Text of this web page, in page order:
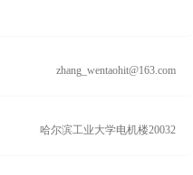
zhang_wentaohit@163.com
哈尔滨工业大学电机楼20032